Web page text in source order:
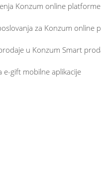
Konzum online platforme
za Konzum online
u Konzum Smart
e-gift mobilne aplikacije